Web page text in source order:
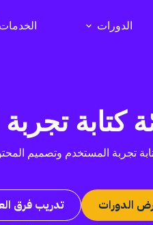
الدورات الخدمات
كتابة
تجربة المستخدم وتصميم
الدورات تدريب فرق